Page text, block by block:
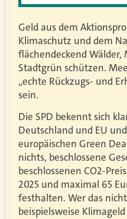
Geld aus dem
Klimaschutz und dem
flächendeckend Wälder,
Stadtgrün schützen.
„echte Rückzugs- und
sein.
Die SPD bekennt sich
Deutschland und EU
europäischen Green
nichts, beschlossene
beschlossenen CO2-
2025 und maximal 65
festhalten. Wer das
beispielsweise